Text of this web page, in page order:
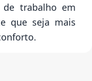
de trabalho em
que seja mais